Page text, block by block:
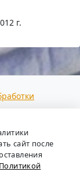
г.
и
агентствах
рынка
сайт после
Политикой